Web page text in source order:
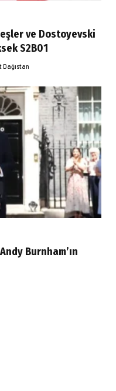
ve Dostoyevski
S2B01
Dağıstan
Burnham’ın